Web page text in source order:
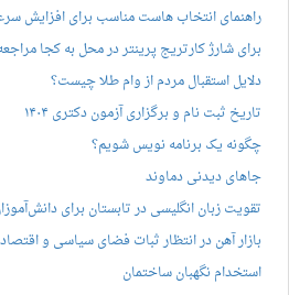
راهنمای انتخاب هاست مناسب برای افزایش
برای شارژ کارتریج پرینتر در محل به کجا
دلایل استقبال مردم از وام طلا چیست؟
تاریخ ثبت نام و برگزاری آزمون دکتری ۱۴۰۴
چگونه یک برنامه نویس شویم؟
جاهای دیدنی دماوند
تقویت زبان انگلیسی در تابستان برای
بازار آهن در انتظار ثبات فضای سیاسی و
استخدام نگهبان ساختمان